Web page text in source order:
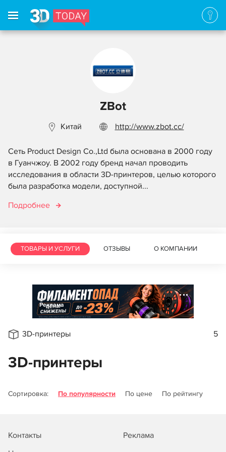
ZBot
Китай http://www.zbot.cc/
Сеть Product Design Co.,Ltd была основана в 2000 году
в Гуанчжоу. В 2002 году бренд начал проводить
исследования в области 3D-принтеров, целью которого
была разработка модели, доступной...
Подробнее
ТОВАРЫ И УСЛУГИ ОТЗЫВЫ О КОМПАНИИ
Реклама
3D-принтеры 5
3D-принтеры
Сортировка: По популярности По цене По рейтингу
Контакты
Реклама